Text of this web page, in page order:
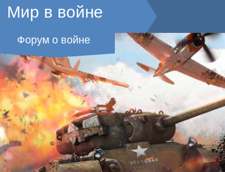
Мир в войне
Форум о войне